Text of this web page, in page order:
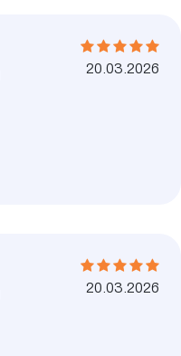
20.03.2026
20.03.2026